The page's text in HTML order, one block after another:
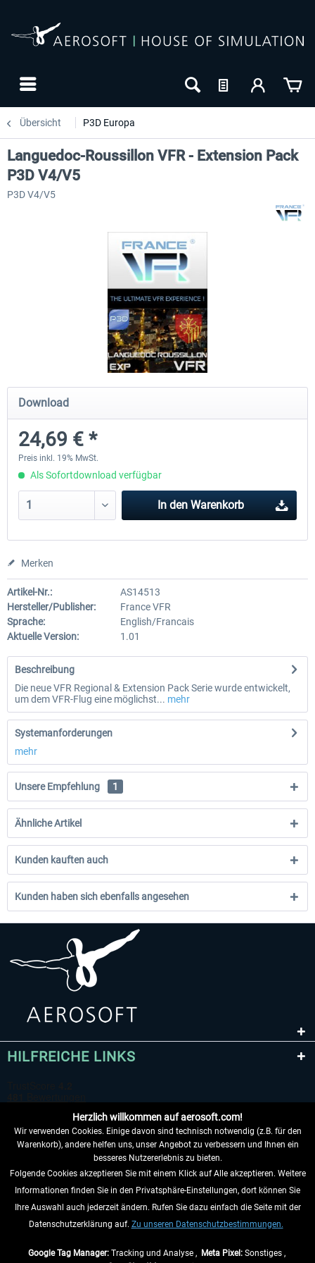
Übersicht P3D Europa
Hamburg-Finkenwerder
Languedoc-Roussillon VFR - Extension Pack
P3D V4/V5
P3D V4/V5
Download
24,69 € *
Preis inkl. 19% MwSt.
Als Sofortdownload verfügbar
In den Warenkorb
Merken
Artikel-Nr.:
AS14513
Hersteller/Publisher:
France VFR
Sprache:
English/Francais
Aktuelle Version:
1.01
Beschreibung
Die neue VFR Regional & Extension Pack Serie wurde entwickelt,
um dem VFR-Flug eine möglichst... mehr
Systemanforderungen
mehr
Unsere Empfehlung 1
Ähnliche Artikel
Kunden kauften auch
Kunden haben sich ebenfalls angesehen
HILFREICHE LINKS
VERTRAG WIDERRUFEN
INFORMATIONEN
Herzlich willkommen auf aerosoft.com!
Wir verwenden Cookies. Einige davon sind technisch notwendig (z.B. für den
Warenkorb), andere helfen uns, unser Angebot zu verbessern und Ihnen ein
besseres Nutzererlebnis zu bieten.
Folgende Cookies akzeptieren Sie mit einem Klick auf Alle akzeptieren. Weitere
Informationen finden Sie in den Privatsphäre-Einstellungen, dort können Sie
Ihre Auswahl auch jederzeit ändern. Rufen Sie dazu einfach die Seite mit der
Datenschutzerklärung auf. Zu unseren Datenschutzbestimmungen.
Google Tag Manager:Tracking und Analyse , Meta Pixel:Sonstiges ,